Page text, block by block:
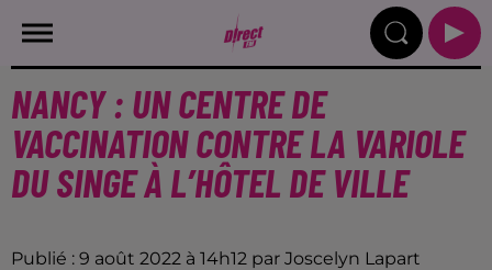
NANCY : UN CENTRE DE
VACCINATION CONTRE LA VARIOLE
DU SINGE À L’HÔTEL DE VILLE
Publié : 9 août 2022 à 14h12 par Joscelyn Lapart